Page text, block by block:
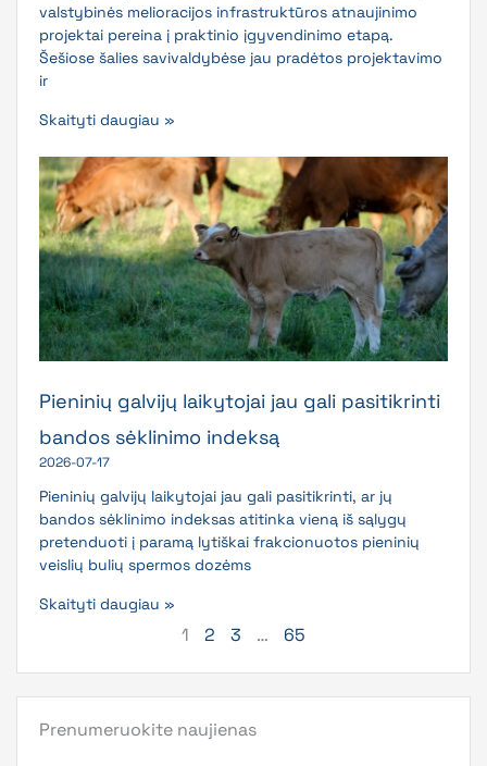
valstybinės melioracijos infrastruktūros atnaujinimo
projektai pereina į praktinio įgyvendinimo etapą.
Šešiose šalies savivaldybėse jau pradėtos projektavimo
ir
Skaityti daugiau »
Pieninių galvijų laikytojai jau gali pasitikrinti
bandos sėklinimo indeksą
2026-07-17
Pieninių galvijų laikytojai jau gali pasitikrinti, ar jų
bandos sėklinimo indeksas atitinka vieną iš sąlygų
pretenduoti į paramą lytiškai frakcionuotos pieninių
veislių bulių spermos dozėms
Skaityti daugiau »
1 2 3 … 65
Prenumeruokite naujienas